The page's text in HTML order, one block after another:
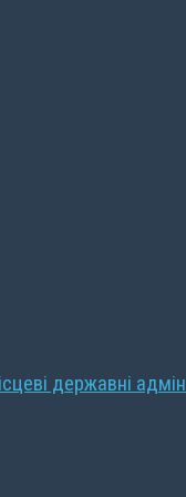
державні